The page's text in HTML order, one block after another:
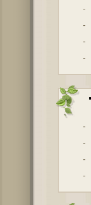
-
-
-
-
-
-
-
-